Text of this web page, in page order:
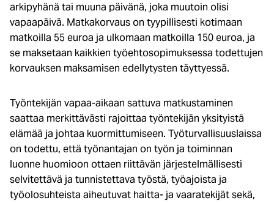
arkipyhänä tai muuna päivänä, joka muutoin olisi
vapaapäivä. Matkakorvaus on tyypillisesti kotimaan
matkoilla 55 euroa ja ulkomaan matkoilla 150 euroa, ja
se maksetaan kaikkien työehtosopimuksessa todettujen
korvauksen maksamisen edellytysten täyttyessä.
Työntekijän vapaa-aikaan sattuva matkustaminen
saattaa merkittävästi rajoittaa työntekijän yksityistä
elämää ja johtaa kuormittumiseen. Työturvallisuuslaissa
on todettu, että työnantajan on työn ja toiminnan
luonne huomioon ottaen riittävän järjestelmällisesti
selvitettävä ja tunnistettava työstä, työajoista ja
työolosuhteista aiheutuvat haitta- ja vaaratekijät sekä,